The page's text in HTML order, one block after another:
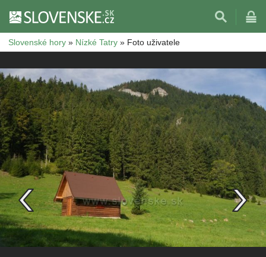
Slovenské hory » Nízké Tatry » Foto uživatele